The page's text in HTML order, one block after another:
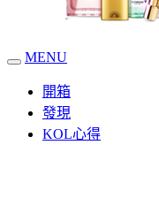
MENU
開箱
發現
KOL心得